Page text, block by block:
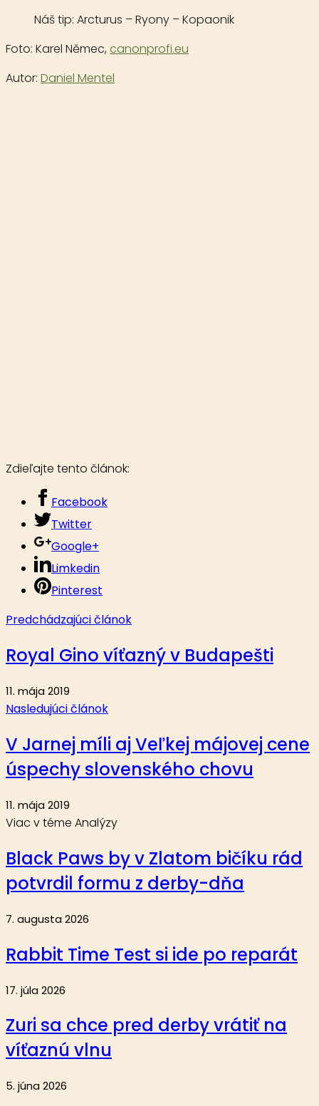
Náš tip: Arcturus – Ryony – Kopaonik
Foto: Karel Němec, canonprofi.eu
Autor: Daniel Mentel
Zdieľajte tento článok:
Facebook
Twitter
Google+
Limkedin
Pinterest
Predchádzajúci článok
Royal Gino víťazný v Budapešti
11. mája 2019
Nasledujúci článok
V Jarnej míli aj Veľkej májovej cene
úspechy slovenského chovu
11. mája 2019
Viac v téme Analýzy
Black Paws by v Zlatom bičíku rád
potvrdil formu z derby-dňa
7. augusta 2026
Rabbit Time Test si ide po reparát
17. júla 2026
Zuri sa chce pred derby vrátiť na
víťaznú vlnu
5. júna 2026